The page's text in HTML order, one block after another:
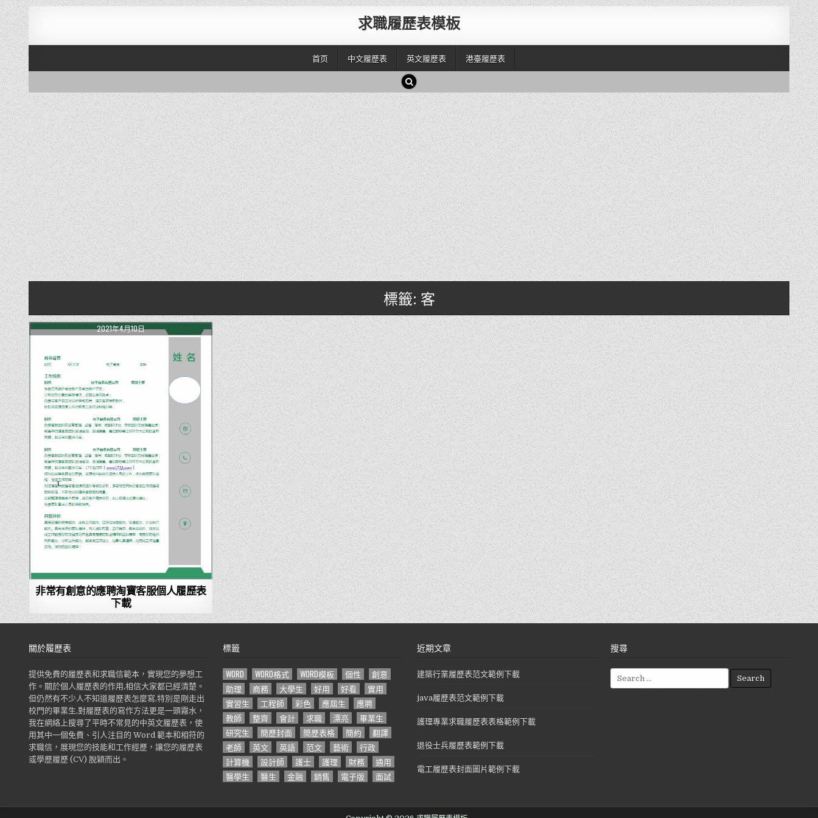
求職履歷表模板
首页 中文履歷表 英文履歷表 港臺履歷表
標籤: 客
2021年4月10日
非常有創意的應聘淘寶客服個人履歷表
下載
關於履歷表
提供免費的履歷表和求職信範本，實現您的夢想工
作。關於個人履歷表的作用,相信大家都已經清楚。
但仍然有不少人不知道履歷表怎麼寫,特別是剛走出
校門的畢業生,對履歷表的寫作方法更是一頭霧水，
我在網絡上搜尋了平時不常見的中英文履歷表，使
用其中一個免費、引人注目的 Word 範本和相符的
求職信，展現您的技能和工作經歷，讓您的履歷表
或學歷履歷 (CV) 脫穎而出。
標籤
WORD WORD格式 WORD模板 個性
創意
助理
商務 大學生 好用 好看
實用
實習生
工程師 彩色 應屆生
應聘
教師
整齊 會計 求職 漂亮
畢業生
研究生
簡歷封面 簡歷表格 簡約
翻譯
老師
英文 英語 范文 藝術
行政
計算機
設計師 護士 護理 財務
通用
醫學生
醫生 金融 銷售 電子版 面試
近期文章
建築行業履歷表范文範例下載
java履歷表范文範例下載
護理專業求職履歷表表格範例下載
退役士兵履歷表範例下載
電工履歷表封面圖片範例下載
搜尋
e